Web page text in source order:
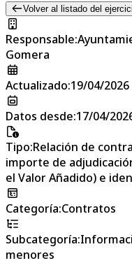
Volver al listado del
Responsable:
Gomera
Actualizado:19/04/2026
Datos desde:17/04/
Tipo:Relación de
importe de
el Valor Añadido) e
Categoría:Contratos
Subcategoría:
menores